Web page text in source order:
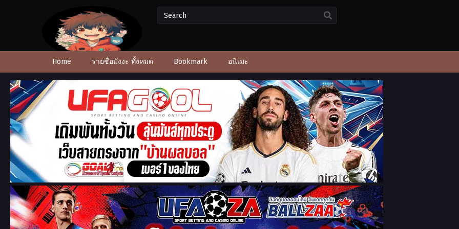
Home รายชื่อมังงะ ทั้งหมด Bookmark อนิเมะ